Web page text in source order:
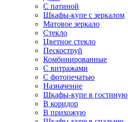
С патиной
Шкафы-купе с зеркалом
Матовое зеркало
Стекло
Цветное стекло
Пескоструй
Комбинированные
С витражами
С фотопечатью
Назначение
Шкафы-купе в гостиную
В коридор
В прихожую